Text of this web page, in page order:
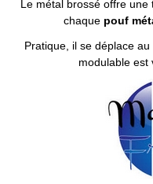
Le métal brossé offre
chaque pouf
Pratique, il se déplace
modulable est